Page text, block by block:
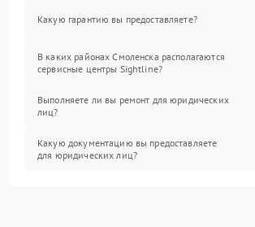
Какую гарантию вы предоставляете?
В каких районах Смоленска располагаются
сервисные центры Sightline?
Выполняете ли вы ремонт для юридических
лиц?
Какую документацию вы предоставляете
для юридических лиц?